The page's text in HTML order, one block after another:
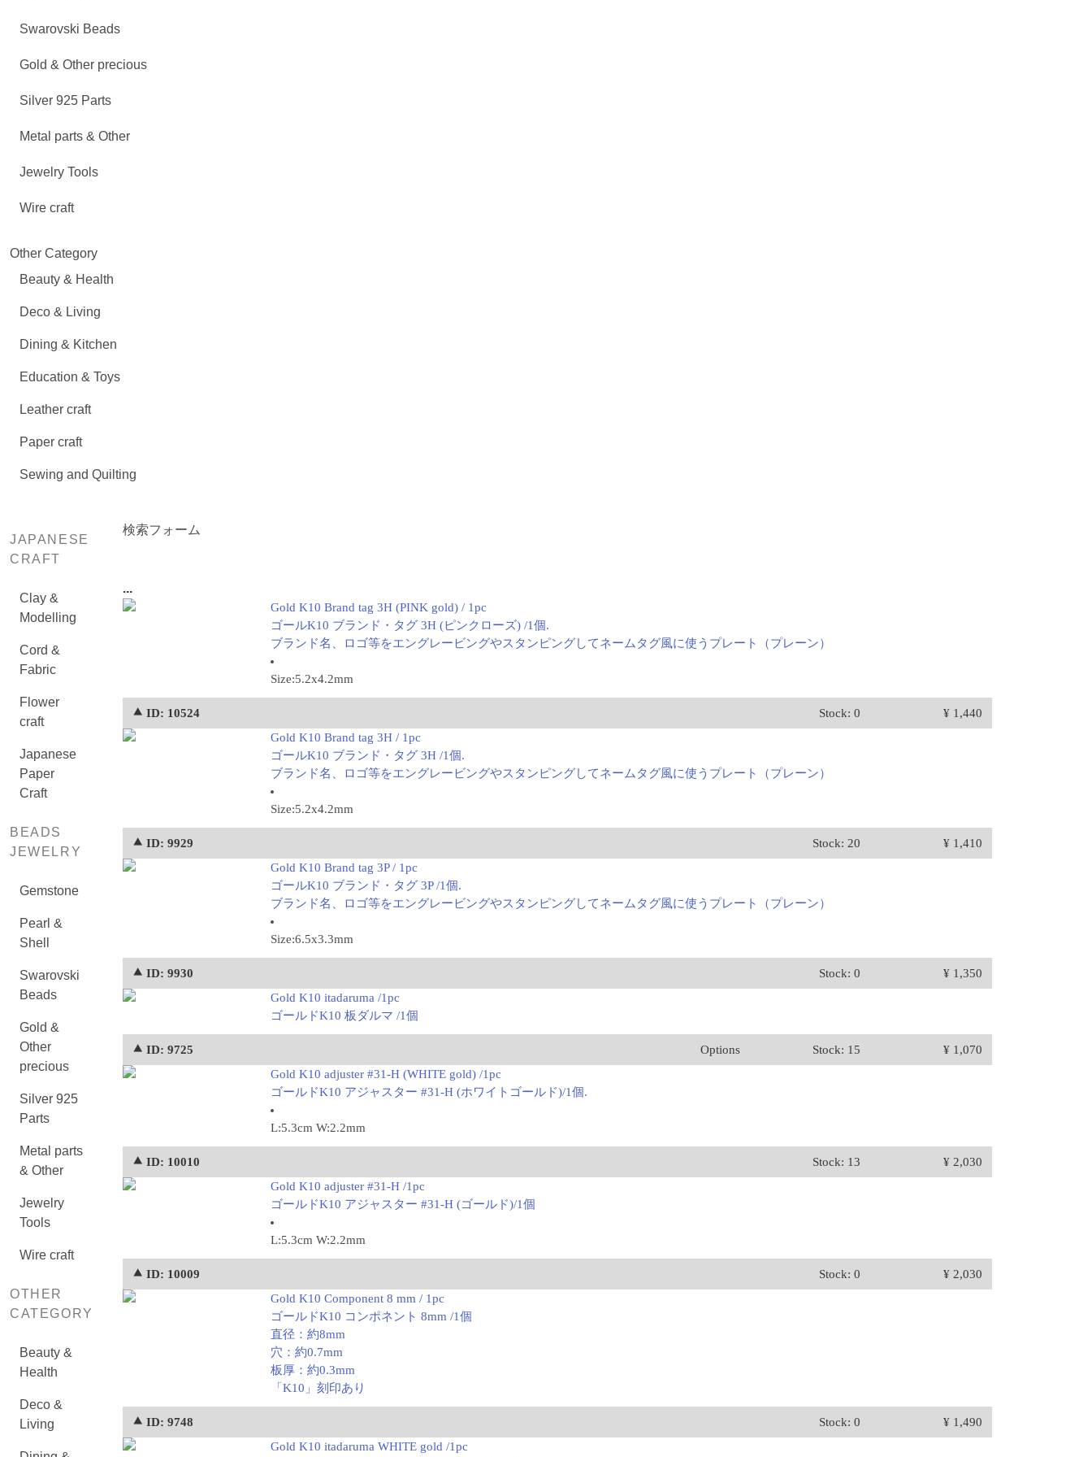
Swarovski Beads
Gold & Other precious
Silver 925 Parts
Metal parts & Other
Jewelry Tools
Wire craft
Other Category
Beauty & Health
Deco & Living
Dining & Kitchen
Education & Toys
Leather craft
Paper craft
Sewing and Quilting
JAPANESE
CRAFT
Clay &
Modelling
Cord &
Fabric
Flower
craft
Japanese
Paper
Craft
BEADS
JEWELRY
Gemstone
Pearl &
Shell
Swarovski
Beads
Gold &
Other
precious
Silver 925
Parts
Metal parts
& Other
Jewelry
Tools
Wire craft
OTHER
CATEGORY
Beauty &
Health
Deco &
Living
検索フォーム
...
Gold K10 Brand tag 3H (PINK gold) / 1pc
ゴールK10 ブランド・タグ 3H (ピンクローズ) /1個.
ブランド名、ロゴ等をエングレービングやスタンピングしてネームタグ風に使うプレート（プレーン）
Size:5.2x4.2mm
⯅ ID: 10524 Stock: 0
¥ 1,440
Gold K10 Brand tag 3H / 1pc
ゴールK10 ブランド・タグ 3H /1個.
ブランド名、ロゴ等をエングレービングやスタンピングしてネームタグ風に使うプレート（プレーン）
Size:5.2x4.2mm
⯅ ID: 9929 Stock: 20
¥ 1,410
Gold K10 Brand tag 3P / 1pc
ゴールK10 ブランド・タグ 3P /1個.
ブランド名、ロゴ等をエングレービングやスタンピングしてネームタグ風に使うプレート（プレーン）
Size:6.5x3.3mm
⯅ ID: 9930 Stock: 0
¥ 1,350
Gold K10 itadaruma /1pc
ゴールドK10 板ダルマ /1個
⯅ ID: 9725 Options Stock: 15
¥ 1,070
Gold K10 adjuster #31-H (WHITE gold) /1pc
ゴールドK10 アジャスター #31-H (ホワイトゴールド)/1個.
L:5.3cm W:2.2mm
⯅ ID: 10010 Stock: 13
¥ 2,030
Gold K10 adjuster #31-H /1pc
ゴールドK10 アジャスター #31-H (ゴールド)/1個
L:5.3cm W:2.2mm
⯅ ID: 10009 Stock: 0
¥ 2,030
Gold K10 Component 8 mm / 1pc
ゴールドK10 コンポネント 8mm /1個
直径：約8mm
穴：約0.7mm
板厚：約0.3mm
「K10」刻印あり
⯅ ID: 9748 Stock: 0
¥ 1,490
Gold K10 itadaruma WHITE gold /1pc